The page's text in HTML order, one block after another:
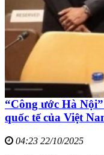
“Công ước Hà
quốc tế của Việt
04:23 22/10/2025